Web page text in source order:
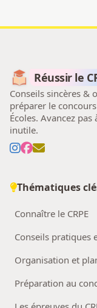
Réussir le
Conseils sincères &
préparer le
Écoles. Avancez
inutile.
Thématiques
Connaître le CRPE
Conseils pratiques
Organisation et
Préparation au